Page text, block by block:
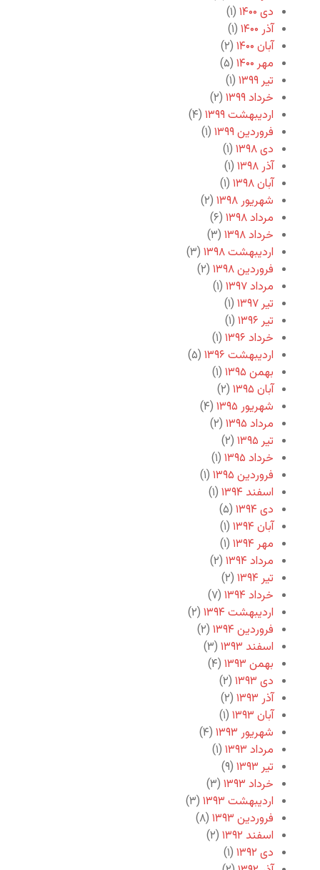
دی ۱۴۰۰
(۱)
آذر ۱۴۰۰
(۱)
آبان ۱۴۰۰
(۲)
مهر ۱۴۰۰
(۵)
تیر ۱۳۹۹
(۱)
خرداد ۱۳۹۹
(۲)
اردیبهشت ۱۳۹۹
(۴)
فروردین ۱۳۹۹
(۱)
دی ۱۳۹۸
(۱)
آذر ۱۳۹۸
(۱)
آبان ۱۳۹۸
(۱)
شهریور ۱۳۹۸
(۲)
مرداد ۱۳۹۸
(۶)
خرداد ۱۳۹۸
(۳)
اردیبهشت ۱۳۹۸
(۳)
فروردین ۱۳۹۸
(۲)
مرداد ۱۳۹۷
(۱)
تیر ۱۳۹۷
(۱)
تیر ۱۳۹۶
(۱)
خرداد ۱۳۹۶
(۱)
اردیبهشت ۱۳۹۶
(۵)
بهمن ۱۳۹۵
(۱)
آبان ۱۳۹۵
(۲)
شهریور ۱۳۹۵
(۴)
مرداد ۱۳۹۵
(۲)
تیر ۱۳۹۵
(۲)
خرداد ۱۳۹۵
(۱)
فروردین ۱۳۹۵
(۱)
اسفند ۱۳۹۴
(۱)
دی ۱۳۹۴
(۵)
آبان ۱۳۹۴
(۱)
مهر ۱۳۹۴
(۱)
مرداد ۱۳۹۴
(۲)
تیر ۱۳۹۴
(۲)
خرداد ۱۳۹۴
(۷)
اردیبهشت ۱۳۹۴
(۲)
فروردین ۱۳۹۴
(۲)
اسفند ۱۳۹۳
(۳)
بهمن ۱۳۹۳
(۴)
دی ۱۳۹۳
(۲)
آذر ۱۳۹۳
(۲)
آبان ۱۳۹۳
(۱)
شهریور ۱۳۹۳
(۴)
مرداد ۱۳۹۳
(۱)
تیر ۱۳۹۳
(۹)
خرداد ۱۳۹۳
(۳)
اردیبهشت ۱۳۹۳
(۳)
فروردین ۱۳۹۳
(۸)
اسفند ۱۳۹۲
(۲)
دی ۱۳۹۲
(۱)